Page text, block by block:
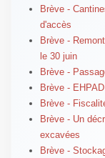
Brève -
d'accès
Brève -
le 30 juin
Brève -
Brève -
Brève -
Brève - Un
excavées
Brève -